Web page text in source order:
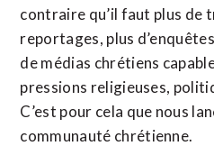
contraire qu’il faut plus de
reportages, plus
de médias chrétiens
pressions religieuses,
C’est pour cela que nous
communauté chrétienne.